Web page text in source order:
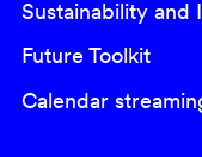
Sustainability and
Future Toolkit
Calendar